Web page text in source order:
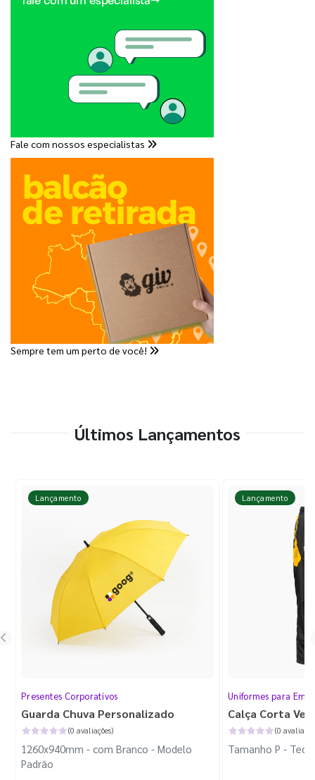
Fale com nossos especialistas
Sempre tem um perto de você!
Últimos Lançamentos
Lançamento
Presentes Corporativos
Guarda Chuva Personalizado
(0 avaliações)
1260x940mm - com Branco - Modelo
Padrão
Lançamento
Uniformes para
Calça Corta
(0
Tamanho P -